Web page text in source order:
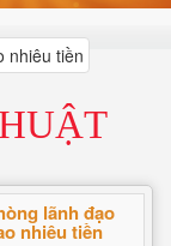
lãnh đạo
nhiêu tiền